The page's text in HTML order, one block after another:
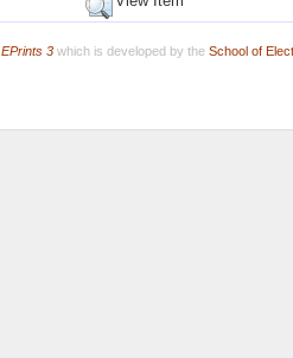
EPrints 3which is developed by the School of